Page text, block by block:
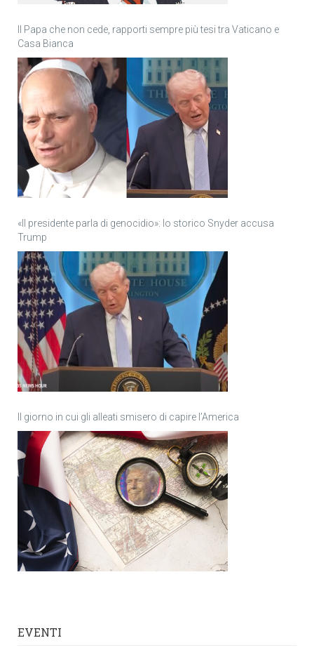
Il Papa che non cede, rapporti sempre più tesi tra Vaticano e
Casa Bianca
«Il presidente parla di genocidio»: lo storico Snyder accusa
Trump
Il giorno in cui gli alleati smisero di capire l’America
EVENTI